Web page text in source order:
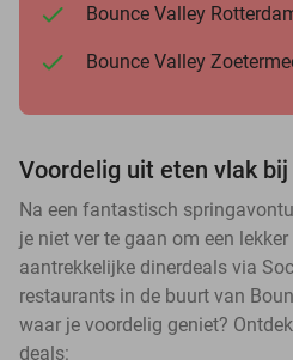
Bounce Valley
Bounce Valley
Voordelig uit eten vlak
Na een fantastisch
je niet ver te gaan om een
aantrekkelijke dinerdeals via
restaurants in de buurt van
waar je voordelig geniet?
deals: